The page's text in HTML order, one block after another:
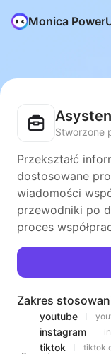
Monica
Stworzone
Przekształć
dostosowane
wiadomości
przewodniki po
proces
Zakres
youtube
instagram
tiktok